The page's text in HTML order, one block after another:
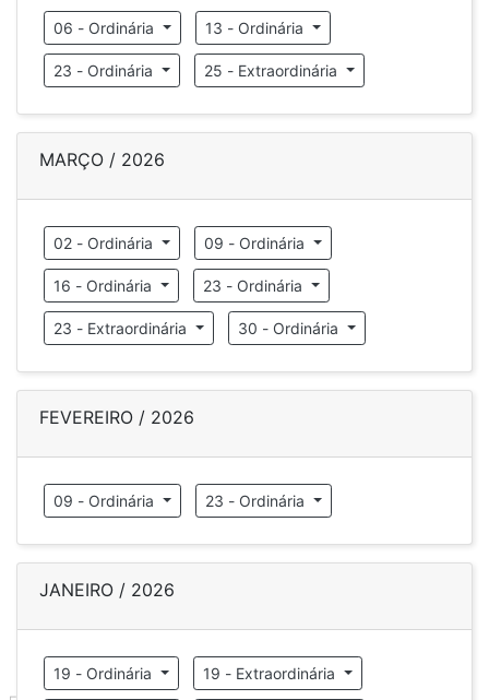
06 - Ordinária 13 - Ordinária
23 - Ordinária 25 - Extraordinária
MARÇO / 2026
02 - Ordinária 09 - Ordinária
16 - Ordinária 23 - Ordinária
23 - Extraordinária 30 - Ordinária
FEVEREIRO / 2026
09 - Ordinária 23 - Ordinária
JANEIRO / 2026
19 - Ordinária 19 - Extraordinária